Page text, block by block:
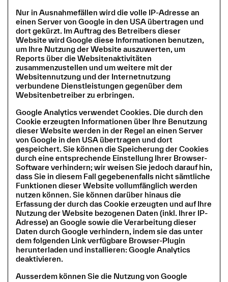
Nur in Ausnahmefällen wird die volle IP-Adresse an
einen Server von Google in den USA übertragen und
dort gekürzt. Im Auftrag des Betreibers dieser
Website wird Google diese Informationen benutzen,
um Ihre Nutzung der Website auszuwerten, um
Reports über die Websitenaktivitäten
zusammenzustellen und um weitere mit der
Websitennutzung und der Internetnutzung
verbundene Dienstleistungen gegenüber dem
Websitenbetreiber zu erbringen.
Google Analytics verwendet Cookies. Die durch den
Cookie erzeugten Informationen über Ihre Benutzung
dieser Website werden in der Regel an einen Server
von Google in den USA übertragen und dort
gespeichert. Sie können die Speicherung der Cookies
durch eine entsprechende Einstellung Ihrer Browser-
Software verhindern; wir weisen Sie jedoch darauf hin,
dass Sie in diesem Fall gegebenenfalls nicht sämtliche
Funktionen dieser Website vollumfänglich werden
nutzen können. Sie können darüber hinaus die
Erfassung der durch das Cookie erzeugten und auf Ihre
Nutzung der Website bezogenen Daten (inkl. Ihrer IP-
Adresse) an Google sowie die Verarbeitung dieser
Daten durch Google verhindern, indem sie das unter
dem folgenden Link verfügbare Browser-Plugin
herunterladen und installieren: Google Analytics
deaktivieren.
Ausserdem können Sie die Nutzung von Google